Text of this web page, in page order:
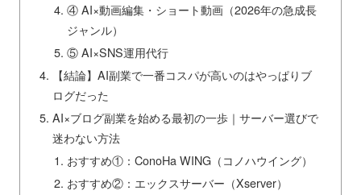
④ AI×動画編集・ショート動画（2026年の急成長
ジャンル）
⑤ AI×SNS運用代行
【結論】AI副業で一番コスパが高いのはやっぱりブ
ログだった
AI×ブログ副業を始める最初の一歩｜サーバー選びで
迷わない方法
おすすめ①：ConoHa WING（コノハウイング）
おすすめ②：エックスサーバー（Xserver）